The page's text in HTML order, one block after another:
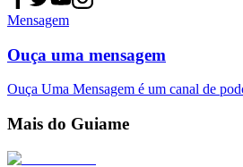
Mensagem
Ouça uma mensagem
Ouça Uma Mensagem é um canal de
Mais do Guiame